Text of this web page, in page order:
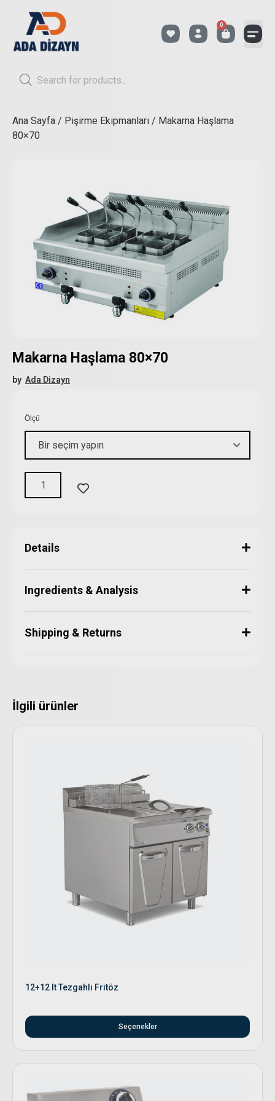
0
Ana Sayfa / Pişirme Ekipmanları / Makarna Haşlama
80×70
Makarna Haşlama 80×70
by Ada Dizayn
Ölçü
Details
Ingredients & Analysis
Shipping & Returns
İlgili ürünler
12+12 lt Tezgahlı Fritöz
Seçenekler